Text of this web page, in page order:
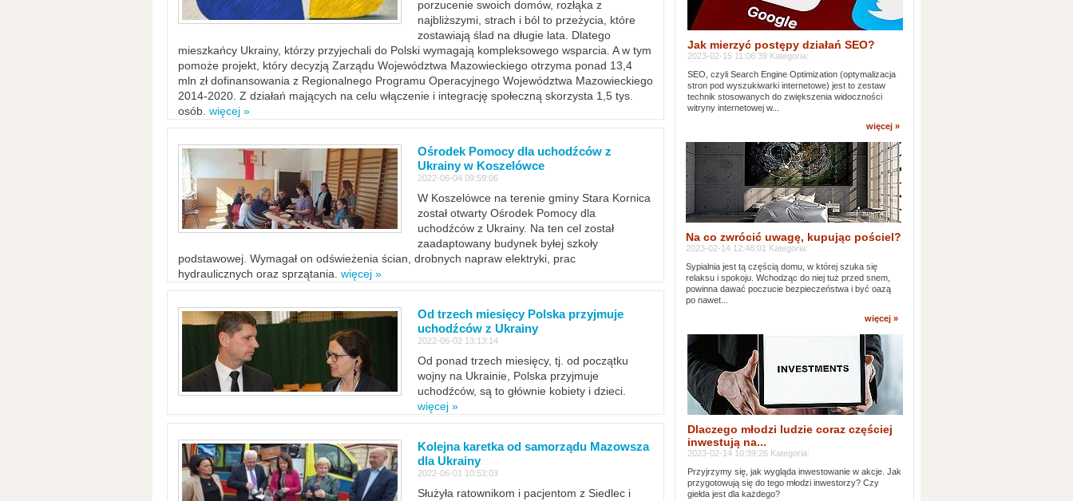
porzucenie swoich domów, rozłąka z
najbliższymi, strach i ból to przeżycia, które
zostawiają ślad na długie lata. Dlatego
mieszkańcy Ukrainy, którzy przyjechali do Polski wymagają kompleksowego wsparcia. A w tym
pomoże projekt, który decyzją Zarządu Województwa Mazowieckiego otrzyma ponad 13,4
mln zł dofinansowania z Regionalnego Programu Operacyjnego Województwa Mazowieckiego
2014-2020. Z działań mających na celu włączenie i integrację społeczną skorzysta 1,5 tys.
osób. więcej »
Ośrodek Pomocy dla uchodźców z
Ukrainy w Koszelówce
2022-06-04 09:59:06
W Koszelówce na terenie gminy Stara Kornica
został otwarty Ośrodek Pomocy dla
uchodźców z Ukrainy. Na ten cel został
zaadaptowany budynek byłej szkoły
podstawowej. Wymagał on odświeżenia ścian, drobnych napraw elektryki, prac
hydraulicznych oraz sprzątania. więcej »
Od trzech miesięcy Polska przyjmuje
uchodźców z Ukrainy
2022-06-02 13:13:14
Od ponad trzech miesięcy, tj. od początku
wojny na Ukrainie, Polska przyjmuje
uchodźców, są to głównie kobiety i dzieci.
więcej »
Kolejna karetka od samorządu Mazowsza
dla Ukrainy
2022-06-01 10:53:03
Służyła ratownikom i pacjentom z Siedlec i
Jak mierzyć postępy działań SEO?
2023-02-15 11:06:39 Kategoria:
SEO, czyli Search Engine Optimization (optymalizacja
stron pod wyszukiwarki internetowe) jest to zestaw
technik stosowanych do zwiększenia widoczności
witryny internetowej w...
więcej »
Na co zwrócić uwagę, kupując pościel?
2023-02-14 12:48:01 Kategoria:
Sypialnia jest tą częścią domu, w której szuka się
relaksu i spokoju. Wchodząc do niej tuż przed snem,
powinna dawać poczucie bezpieczeństwa i być oazą
po nawet...
więcej »
Dlaczego młodzi ludzie coraz częściej
inwestują na...
2023-02-14 10:39:26 Kategoria:
Przyjrzymy się, jak wygląda inwestowanie w akcje. Jak
przygotowują się do tego młodzi inwestorzy? Czy
giełda jest dla każdego?